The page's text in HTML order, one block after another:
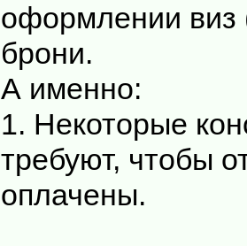
оформлении виз
брони.
А именно:
1. Некоторые
требуют, чтобы
оплачены.